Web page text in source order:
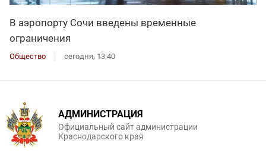
В аэропорту Сочи введены временные
ограничения
Общество сегодня, 13:40
АДМИНИСТРАЦИЯ
Официальный сайт администрации
Краснодарского края